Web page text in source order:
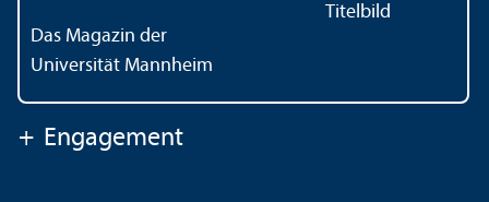
Das Magazin der
Universität Mannheim
+ Engagement